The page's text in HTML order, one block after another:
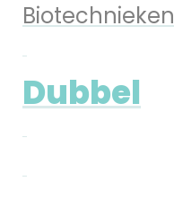
Biotechnieken
Dubbel